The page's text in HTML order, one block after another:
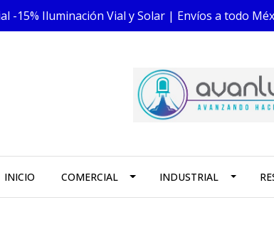
-15% Iluminación Vial y Solar | Envíos a todo
INICIO COMERCIAL INDUSTRIAL